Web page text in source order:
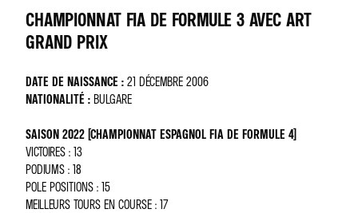
CHAMPIONNAT FIA DE FORMULE 3 AVEC ART
GRAND PRIX
DATE DE NAISSANCE : 21 DÉCEMBRE 2006
NATIONALITÉ : BULGARE
SAISON 2022 (CHAMPIONNAT ESPAGNOL FIA DE FORMULE 4)
VICTOIRES : 13
PODIUMS : 18
POLE POSITIONS : 15
MEILLEURS TOURS EN COURSE : 17